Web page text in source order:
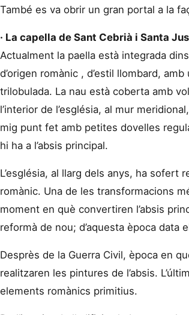
També es va obrir un gran portal a la
· La capella de Sant Cebrià i Santa
Actualment la paella està integrada
d’origen romànic , d’estil llombard,
trilobulada. La nau està coberta amb
l’interior de l’església, al mur
mig punt fet amb petites dovelles
hi ha a l’absis principal.
L’església, al llarg dels anys, ha sofert
romànic. Una de les transformacions
moment en què convertiren l’absis
reformà de nou; d’aquesta època data
Desprès de la Guerra Civil, època en
realitzaren les pintures de l’absis.
elements romànics primitius.